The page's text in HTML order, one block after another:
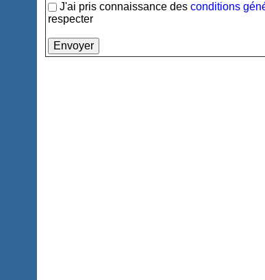
J'ai pris connaissance desconditions
respecter